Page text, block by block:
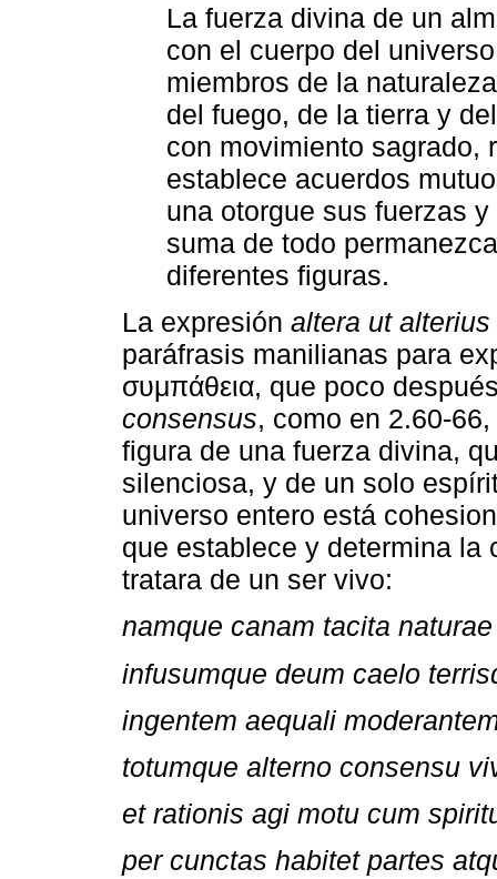
La fuerza divina de un
con el cuerpo del
miembros de la
del fuego, de la tierra y
con movimiento sagrado,
establece acuerdos
una otorgue sus fuerzas
suma de todo
diferentes figuras.
La expresión altera ut
paráfrasis manilianas para
συμπάθεια, que poco
consensus, como en 2.60-
figura de una fuerza divina,
silenciosa, y de un solo
universo entero está
que establece y determina la
tratara de un ser vivo:
namque canam tacita
infusumque deum caelo
ingentem aequali
totumque alterno consensu
et rationis agi motu cum
per cunctas habitet partes